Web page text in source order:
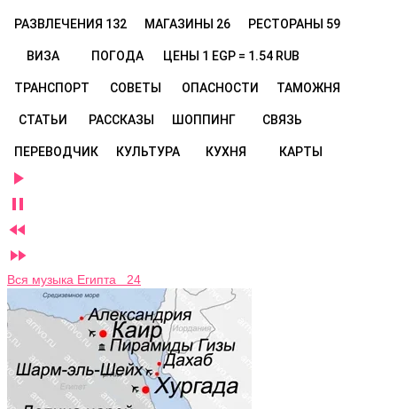
РАЗВЛЕЧЕНИЯ 132 МАГАЗИНЫ 26 РЕСТОРАНЫ 59
ВИЗА ПОГОДА ЦЕНЫ 1 EGP = 1.54 RUB
ТРАНСПОРТ СОВЕТЫ ОПАСНОСТИ ТАМОЖНЯ
СТАТЬИ РАССКАЗЫ ШОППИНГ СВЯЗЬ
ПЕРЕВОДЧИК КУЛЬТУРА КУХНЯ КАРТЫ




Вся музыка Египта 24